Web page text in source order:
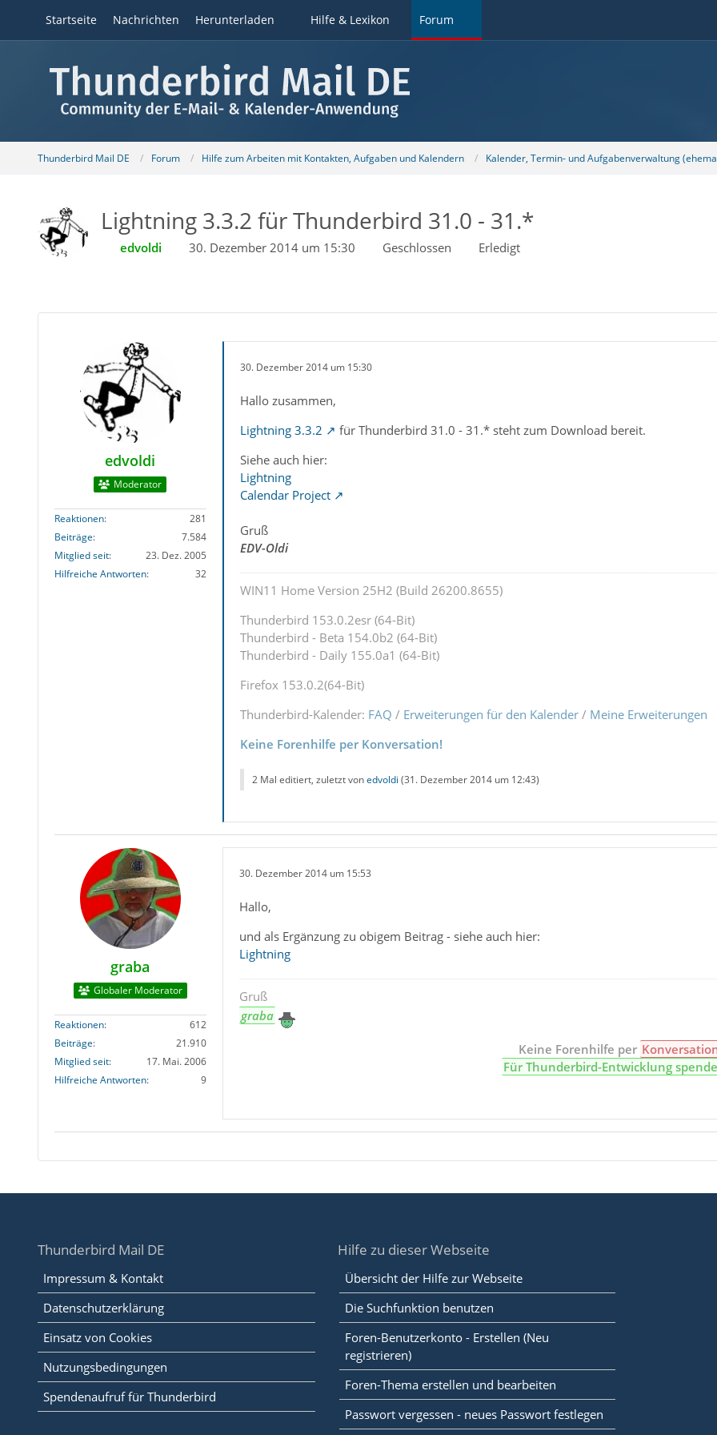
Startseite Nachrichten Herunterladen Hilfe & Lexikon Forum
Thunderbird Mail DE Forum Hilfe zum Arbeiten mit Kontakten, Aufgaben und Kalendern Kalender, Termin- und Aufgabenverwaltung
Lightning 3.3.2 für Thunderbird 31.0 - 31.*
edvoldi 30. Dezember 2014 um 15:30 Geschlossen Erledigt
edvoldi
Moderator
Reaktionen
281
Beiträge
7.584
Mitglied seit
23. Dez. 2005
Hilfreiche Antworten
32
30. Dezember 2014 um 15:30
Hallo zusammen,
Lightning 3.3.2
für Thunderbird 31.0 - 31.* steht zum Download bereit.
Siehe auch hier:
Lightning
Calendar Project
Gruß
EDV-Oldi
WIN11 Home Version 25H2 (Build 26200.8655)
Thunderbird 153.0.2esr (64-Bit)
Thunderbird - Beta 154.0b2 (64-Bit)
Thunderbird - Daily 155.0a1 (64-Bit)
Firefox 153.0.2(64-Bit)
Thunderbird-Kalender: FAQ / Erweiterungen für den Kalender/ Meine Erweiterungen
Keine Forenhilfe per Konversation!
2 Mal editiert, zuletzt vonedvoldi (31. Dezember 2014 um 12:43)
graba
Globaler Moderator
Reaktionen
612
Beiträge
21.910
Mitglied seit
17. Mai. 2006
Hilfreiche Antworten
9
30. Dezember 2014 um 15:53
Hallo,
und als Ergänzung zu obigem Beitrag - siehe auch hier:
Lightning
Gruß
graba
Keine Forenhilfe per
Für Thunderbird-Entwicklung
Thunderbird Mail DE
Impressum & Kontakt
Datenschutzerklärung
Einsatz von Cookies
Nutzungsbedingungen
Spendenaufruf für Thunderbird
Hilfe zu dieser Webseite
Übersicht der Hilfe zur Webseite
Die Suchfunktion benutzen
Foren-Benutzerkonto - Erstellen (Neu
registrieren)
Foren-Thema erstellen und bearbeiten
Passwort vergessen - neues Passwort festlegen